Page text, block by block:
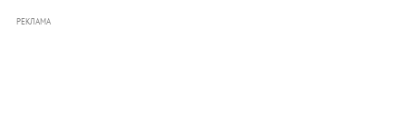
РЕКЛАМА